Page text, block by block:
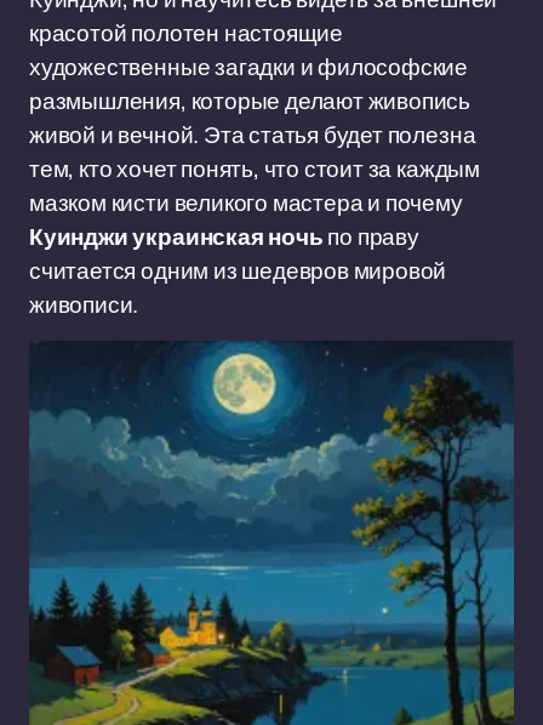
красотой полотен настоящие
художественные загадки и философские
размышления, которые делают живопись
живой и вечной. Эта статья будет полезна
тем, кто хочет понять, что стоит за каждым
мазком кисти великого мастера и почему
Куинджи украинская ночьпо праву
считается одним из шедевров мировой
живописи.